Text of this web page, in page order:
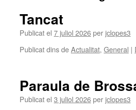
Tancat
Publicat el 7 juliol 2026per jclopes3
Publicat dins deActualitat, General |
Paraula de
Publicat el 3 juliol 2026per jclopes3